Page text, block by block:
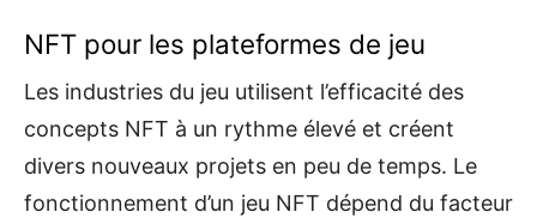
NFT pour les plateformes de jeu
Les industries du jeu utilisent l’efficacité des
concepts NFT à un rythme élevé et créent
divers nouveaux projets en peu de temps. Le
fonctionnement d’un jeu NFT dépend du facteur